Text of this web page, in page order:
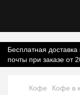
Бесплатная
почты при заказе от
Кофе Кофе в